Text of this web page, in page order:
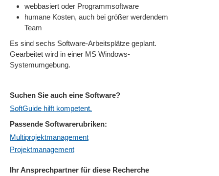
Suchen Sie auch eine Software?
SoftGuide hilft kompetent.
Passende Softwarerubriken:
Multiprojektmanagement
Projektmanagement
Ihr Ansprechpartner für diese Recherche
webbasiert oder Programmsoftware
humane Kosten, auch bei größer werdendem
Team
Es sind sechs Software-Arbeitsplätze geplant.
Gearbeitet wird in einer MS Windows-
Systemumgebung.